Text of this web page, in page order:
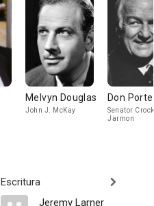
Melvyn Douglas
John J. McKay
Don
Senator
Jarmon
Escritura
Jeremy Larner